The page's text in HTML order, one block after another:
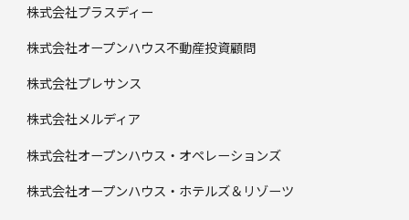
株式会社プラスディー
株式会社オープンハウス不動産投資顧問
株式会社プレサンス
株式会社メルディア
株式会社オープンハウス・オペレーションズ
株式会社オープンハウス・ホテルズ＆リゾーツ